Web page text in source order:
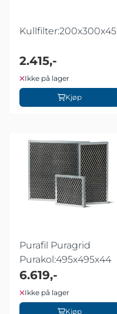
Kullfilter:200x300x45
2.415,-
Ikke på lager
Kjøp
Purafil Puragrid
Purakol:495x495x44
6.619,-
Ikke på lager
Kjøp